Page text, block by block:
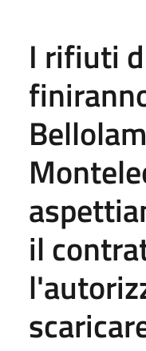
I rifiuti
il